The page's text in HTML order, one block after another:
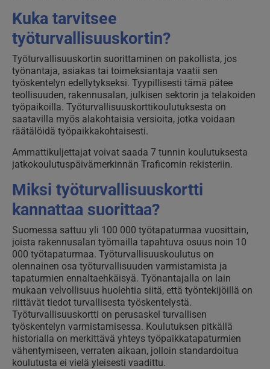
Kuka tarvitsee
työturvallisuuskortin?
Työturvallisuuskortin suorittaminen on pakollista, jos
työnantaja, asiakas tai toimeksiantaja vaatii sen
työskentelyn edellytykseksi. Tyypillisesti tämä pätee
teollisuuden, rakennusalan, julkisen sektorin ja telakoiden
työpaikoilla. Työturvallisuuskorttikoulutuksesta on
saatavilla myös alakohtaisia versioita, jotka voidaan
räätälöidä työpaikkakohtaisesti.
Ammattikuljettajat voivat saada 7 tunnin koulutuksesta
jatkokoulutuspäivämerkinnän Traficomin rekisteriin.
Miksi työturvallisuuskortti
kannattaa suorittaa?
Suomessa sattuu yli 100 000 työtapaturmaa vuosittain,
joista rakennusalan työmailla tapahtuva osuus noin 10
000 työtapaturmaa. Työturvallisuuskoulutus on
olennainen osa työturvallisuuden varmistamista ja
tapaturmien ennaltaehkäisyä. Työnantajalla on lain
mukaan velvollisuus huolehtia siitä, että työntekijöillä on
riittävät tiedot turvallisesta työskentelystä.
Työturvallisuuskortti on perusaskel turvallisen
työskentelyn varmistamisessa. Koulutuksen pitkällä
historialla on merkittävä yhteys työpaikkatapaturmien
vähentymiseen, verraten aikaan, jolloin standardoitua
koulutusta ei vielä yleisesti vaadittu.